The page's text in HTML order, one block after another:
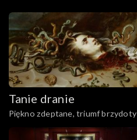
Tanie dranie
Piękno zdeptane, triumf brzydoty